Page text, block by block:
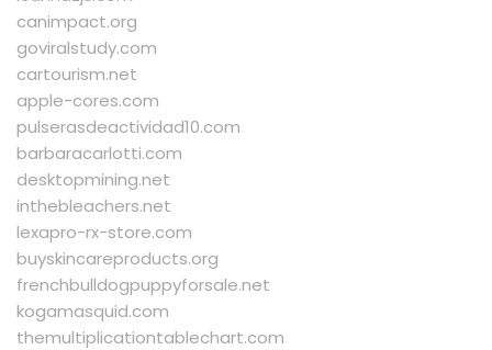
canimpact.org
goviralstudy.com
cartourism.net
apple-cores.com
pulserasdeactividad10.com
barbaracarlotti.com
desktopmining.net
inthebleachers.net
lexapro-rx-store.com
buyskincareproducts.org
frenchbulldogpuppyforsale.net
kogamasquid.com
themultiplicationtablechart.com